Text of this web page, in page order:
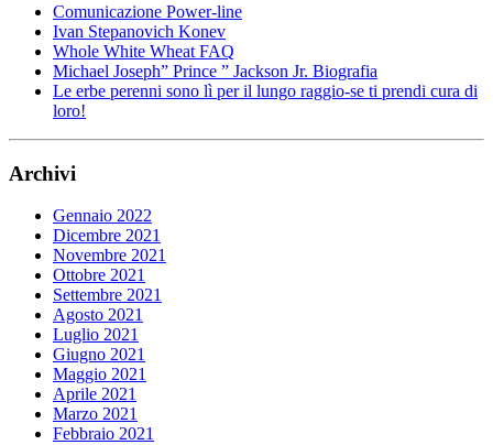
Comunicazione Power-line
Ivan Stepanovich Konev
Whole White Wheat FAQ
Michael Joseph” Prince ” Jackson Jr. Biografia
Le erbe perenni sono lì per il lungo raggio-se ti prendi cura di
loro!
Archivi
Gennaio 2022
Dicembre 2021
Novembre 2021
Ottobre 2021
Settembre 2021
Agosto 2021
Luglio 2021
Giugno 2021
Maggio 2021
Aprile 2021
Marzo 2021
Febbraio 2021